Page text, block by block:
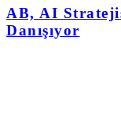
AB, AI
Danışıyor